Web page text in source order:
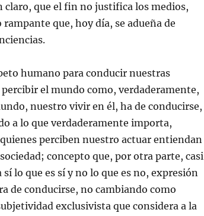
claro, que el fin no justifica los medios,
que, hoy día, se adueña de
humano para conducir nuestras
el mundo como, verdaderamente,
nuestro vivir en él, ha de conducirse,
a lo que verdaderamente importa,
perciben nuestro actuar entiendan
concepto que, por otra parte, casi
lo que es sí y no lo que es no, expresión
de conducirse, no cambiando como
exclusivista que considera a la